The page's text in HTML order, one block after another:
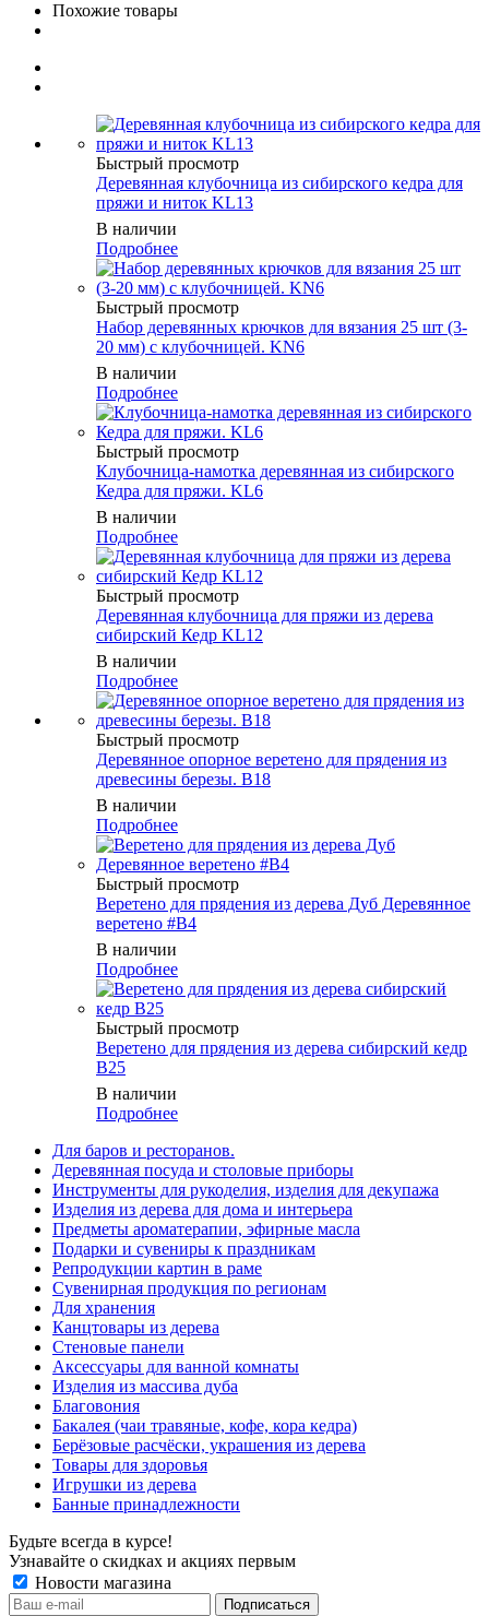
Похожие товары
Быстрый просмотр
Деревянная клубочница из сибирского кедра для
пряжи и ниток KL13
В наличии
Подробнее
Быстрый просмотр
Набор деревянных крючков для вязания 25 шт (3-
20 мм) с клубочницей. KN6
В наличии
Подробнее
Быстрый просмотр
Клубочница-намотка деревянная из сибирского
Кедра для пряжи. KL6
В наличии
Подробнее
Быстрый просмотр
Деревянная клубочница для пряжи из дерева
сибирский Кедр KL12
В наличии
Подробнее
Быстрый просмотр
Деревянное опорное веретено для прядения из
древесины березы. B18
В наличии
Подробнее
Быстрый просмотр
Веретено для прядения из дерева Дуб Деревянное
веретено #B4
В наличии
Подробнее
Быстрый просмотр
Веретено для прядения из дерева сибирский кедр
B25
В наличии
Подробнее
Для баров и ресторанов.
Деревянная посуда и столовые приборы
Инструменты для рукоделия, изделия для декупажа
Изделия из дерева для дома и интерьера
Предметы ароматерапии, эфирные масла
Подарки и сувениры к праздникам
Репродукции картин в раме
Сувенирная продукция по регионам
Для хранения
Канцтовары из дерева
Стеновые панели
Аксессуары для ванной комнаты
Изделия из массива дуба
Благовония
Бакалея (чаи травяные, кофе, кора кедра)
Берёзовые расчёски, украшения из дерева
Товары для здоровья
Игрушки из дерева
Банные принадлежности
Будьте всегда в курсе!
Узнавайте о скидках и акциях первым
Новости магазина